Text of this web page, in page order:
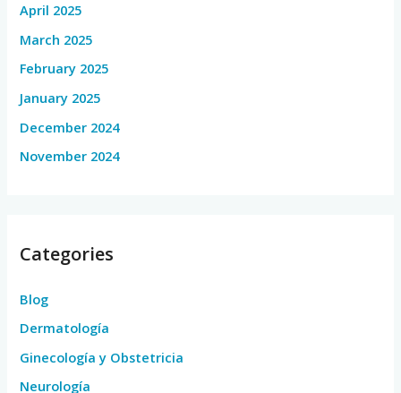
April 2025
March 2025
February 2025
January 2025
December 2024
November 2024
Categories
Blog
Dermatología
Ginecología y Obstetricia
Neurología